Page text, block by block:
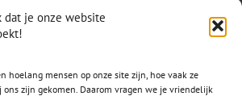
dat je onze website
hoelang mensen op onze site zijn, hoe vaak ze
ons zijn gekomen. Daarom vragen we je vriendelijk